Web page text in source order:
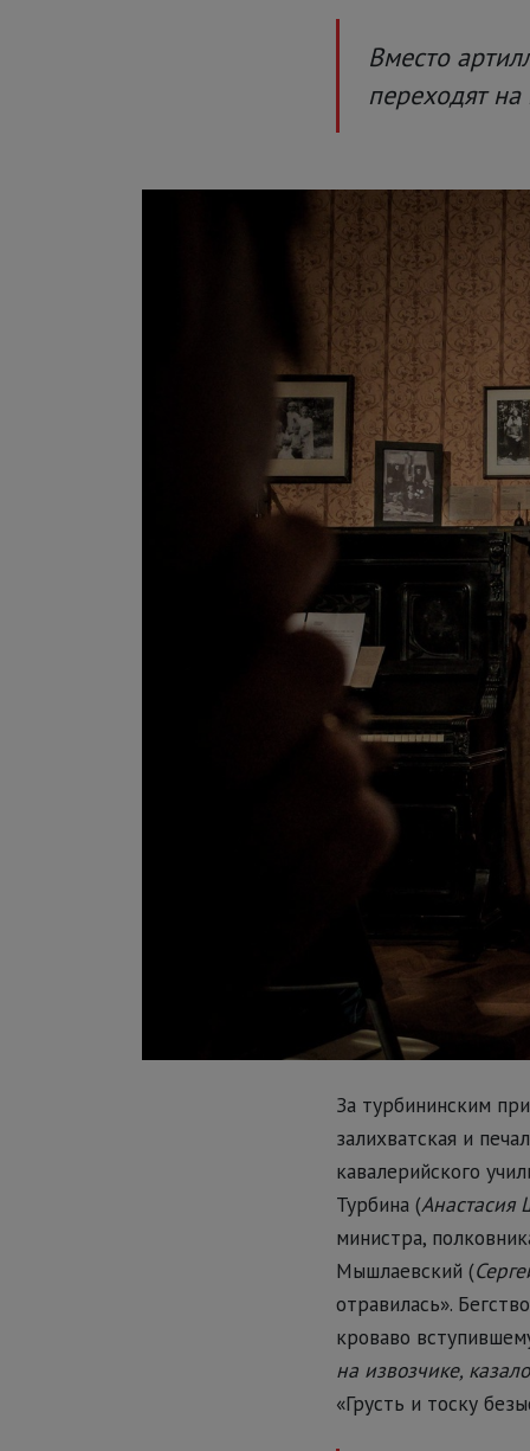
Вместо
переходят
За турбининским
залихватская и
кавалерийского
Турбина (Анастасия
министра,
Мышлаевский (
отравилась».
кроваво
на извозчике,
«Грусть и тоску